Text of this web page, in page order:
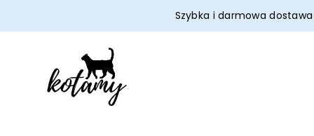
Przejdź do treści głównej
Przejdź do wyszukiwarki
Przejdź do menu głównegoSzybka i darmowa